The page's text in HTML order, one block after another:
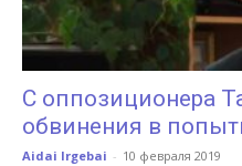
С оппозиционера
обвинения в
Aidai Irgebai - 10 февраля 2019